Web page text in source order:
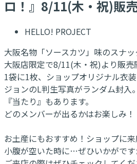
ロ！』8/11(木・祝)販
HELLO! PROJECT
大阪名物「ソースカツ」味のスナ
大阪店限定で8/11(木・祝)より販売
1袋に1枚、ショップオリジナル衣
ジョンのL判生写真がランダム封入
『当たり』もあります。
どのメンバーが出るかはお楽しみ！
お土産にもおすすめ！ショップに
小腹が空いた時に…ぜひいかがです